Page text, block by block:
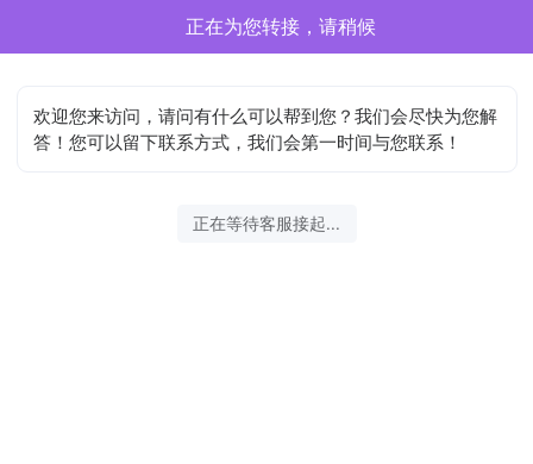
正在为您转接，请稍候
欢迎您来访问，请问有什么可以帮到您？我们会尽快为您解
答！您可以留下联系方式，我们会第一时间与您联系！
正在等待客服接起...